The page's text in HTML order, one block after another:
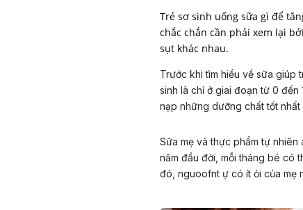
Trẻ sơ sinh uống sữa gì để
chắc chắn cần phải xem lại
sụt khác nhau.
Trước khi tìm hiểu về sữa giúp
sinh là chỉ ở giai đoạn từ 0 đến
nạp những dưỡng chất tốt
Sữa mẹ và thực phẩm tự nhiên
năm đầu đời, mỗi tháng bé có
đó, nguoofnt ự có ít ỏi của mẹ